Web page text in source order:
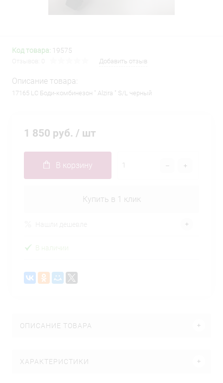
Код товара: 19575
Добавить отзыв
Описание товара:
17165 LC Боди-комбинезон " Alzira " S/L черный
1 850 руб. / шт
В корзину
Купить в 1 клик
В наличии
ОПИСАНИЕ ТОВАРА
ХАРАКТЕРИСТИКИ